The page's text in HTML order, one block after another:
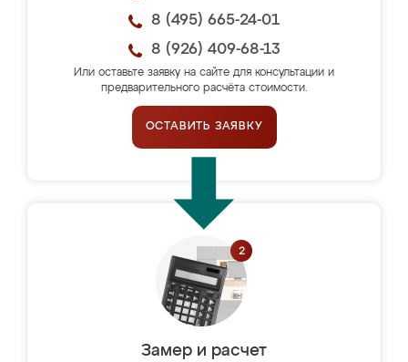
8 (495) 665-24-01
8 (926) 409-68-13
Или оставьте заявку на сайте для консультации и
предварительного расчёта стоимости.
ОСТАВИТЬ ЗАЯВКУ
Замер и расчет